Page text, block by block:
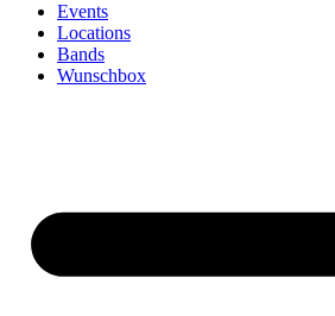
Events
Locations
Bands
Wunschbox